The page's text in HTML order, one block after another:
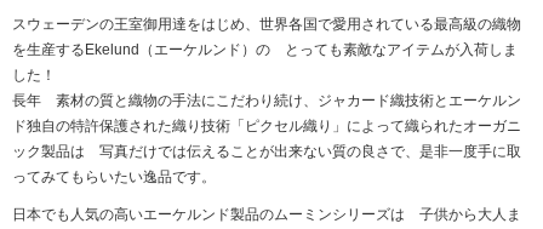
スウェーデンの王室御用達をはじめ、世界各国で愛用されている最高級の織物
を生産するEkelund（エーケルンド）の とっても素敵なアイテムが入荷しま
した！
長年 素材の質と織物の手法にこだわり続け、ジャカード織技術とエーケルン
ド独自の特許保護された織り技術「ピクセル織り」によって織られたオーガニ
ック製品は 写真だけでは伝えることが出来ない質の良さで、是非一度手に取
ってみてもらいたい逸品です。
日本でも人気の高いエーケルンド製品のムーミンシリーズは 子供から大人ま